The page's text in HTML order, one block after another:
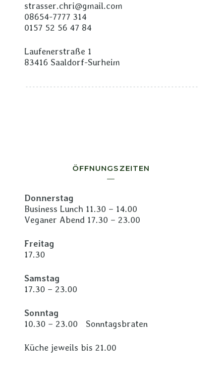
strasser.chri@gmail.com
08654-7777 314
0157 52 56 47 84
Laufenerstraße 1
83416 Saaldorf-Surheim
ÖFFNUNGSZEITEN
Donnerstag
Business Lunch 11.30 – 14.00
Veganer Abend 17.30 – 23.00
Freitag
17.30
Samstag
17.30 – 23.00
Sonntag
10.30 – 23.00 Sonntagsbraten
Küche jeweils bis 21.00